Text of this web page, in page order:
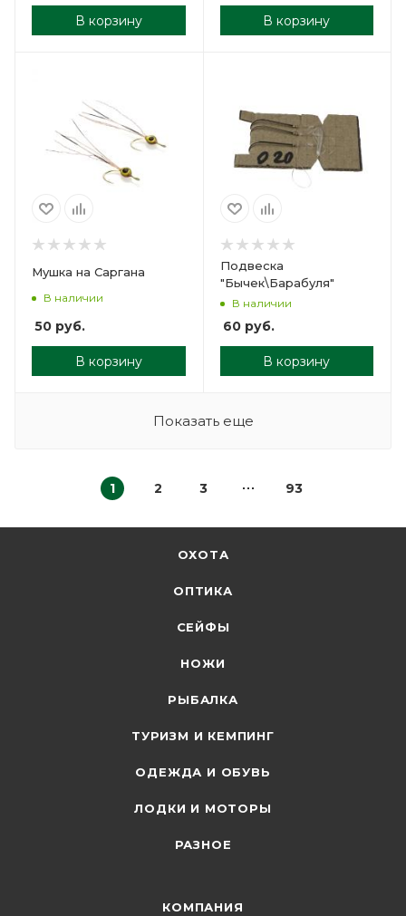
В корзину В корзину
Мушка на Саргана
В наличии
50 руб.
В корзину
Подвеска
"Бычек\Барабуля"
В наличии
60руб.
В корзину
Показать еще
1 2 3 93
ОХОТА
ОПТИКА
СЕЙФЫ
НОЖИ
РЫБАЛКА
ТУРИЗМ И КЕМПИНГ
ОДЕЖДА И ОБУВЬ
ЛОДКИ И МОТОРЫ
РАЗНОЕ
КОМПАНИЯ